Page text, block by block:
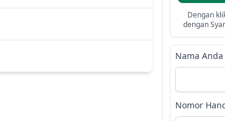
Dengan
dengan
Nama Anda
Nomor